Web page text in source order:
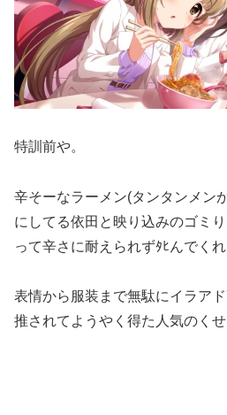
特訓前や。
辛そーなラーメン(タンタンメン
にしてる依田と映り込みのゴミ
って辛さに耐えられずﾀﾋんでくれ
表情から服装まで無駄にイラア
推されてようやく得た人気のくせ